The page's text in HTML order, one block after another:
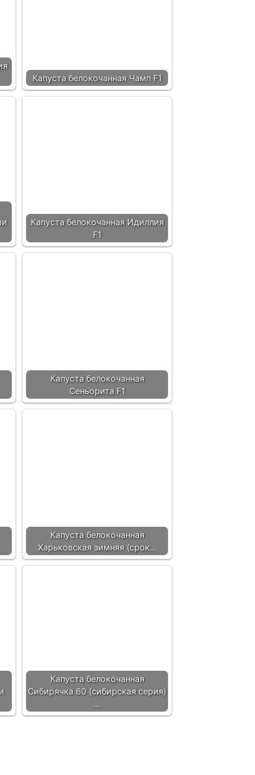
Капуста белокочанная Чамп F1
Капуста белокочанная Идиллия
F1
Капуста белокочанная
Сеньорита F1
Капуста белокочанная
Харьковская зимняя (срок…
Капуста белокочанная
Сибирячка 60 (сибирская серия)
…